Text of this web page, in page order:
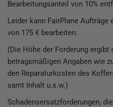
Bearbeitungsanteil von 10%
Leider kann FairPlane
von 175 € bearbeiten.
(Die Höhe der Forderung ergibt
betragsmäßigen Angaben wie
den Reparaturkosten des
samt Inhalt u.s.w.)
Schadensersatzforderungen,